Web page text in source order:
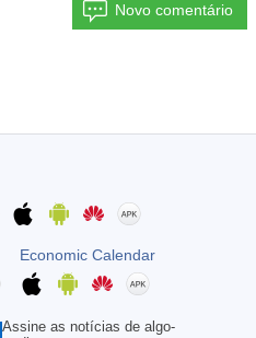
Novo comentário
Economic Calendar
Assine as notícias de algo-